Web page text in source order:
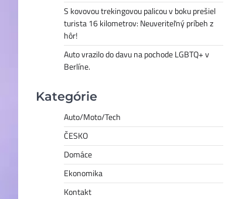
S kovovou trekingovou palicou v boku prešiel
turista 16 kilometrov: Neuveriteľný príbeh z
hôr!
Auto vrazilo do davu na pochode LGBTQ+ v
Berlíne.
Kategórie
Auto/Moto/Tech
ČESKO
Domáce
Ekonomika
Kontakt